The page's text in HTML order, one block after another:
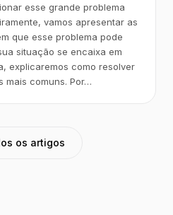
esse grande problema
vamos apresentar as
que esse problema pode
situação se encaixa em
explicaremos como resolver
mais comuns. Por…
os artigos